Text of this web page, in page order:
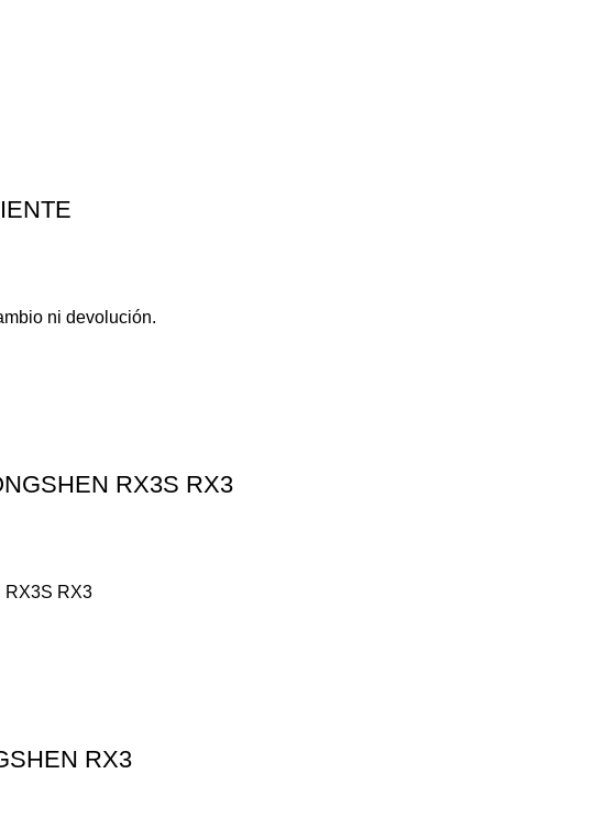
ni devolución.
RX3S RX3
RX3S RX3
RX3